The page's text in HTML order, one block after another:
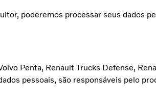
poderemos processar seus dados
Penta, Renault Trucks Defense,
pessoais, são responsáveis pelo